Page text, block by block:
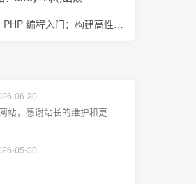
编程入门：构建高性能应用程序
06-30
站，感谢站长的维护和更
05-30